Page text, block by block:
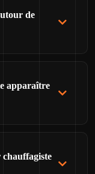
de
apparaître